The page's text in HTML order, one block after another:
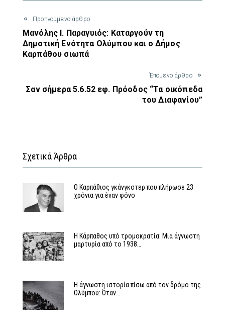
Προηγούμενο άρθρο
Μανόλης Ι. Παραγυιός: Καταργούν τη
Δημοτική Ενότητα Ολύμπου και ο Δήμος
Καρπάθου σιωπά
Έπόμενο άρθρο
Σαν σήμερα 5.6.52 εφ. Πρόοδος “Τα οικόπεδα
του Διαφανίου”
Σχετικά Άρθρα
Ο Καρπάθιος γκάνγκστερ που πλήρωσε 23
χρόνια για έναν φόνο
Η Κάρπαθος υπό τρομοκρατία: Μια άγνωστη
μαρτυρία από το 1938…
Η άγνωστη ιστορία πίσω από τον δρόμο της
Ολύμπου: Όταν…